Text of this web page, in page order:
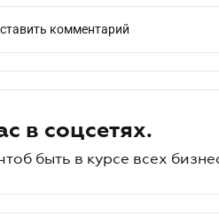
комментарий
в соцсетях.
быть в курсе всех